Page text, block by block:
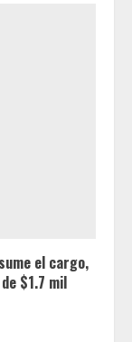
el cargo,
$1.7 mil